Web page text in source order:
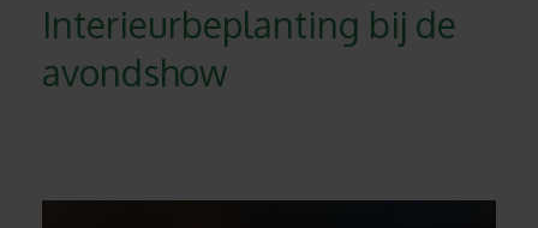
Interieurbeplanting bij de
avondshow